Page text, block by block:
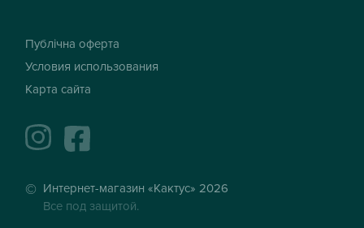
Публічна оферта
Условия использования
Карта сайта
instagramfacebook
Интернет-магазин «Кактус» 2026
Все под защитой.